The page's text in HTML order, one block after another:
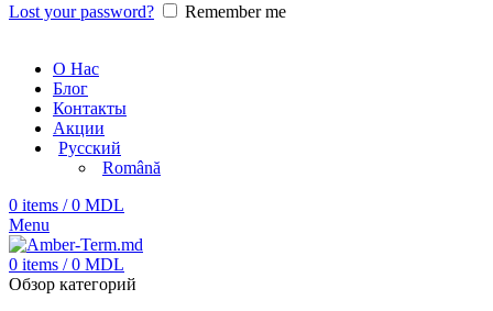
Lost your password? Remember me
О Нас
Блог
Контакты
Акции
Русский
Română
0 items / 0 MDL
Menu
0 items / 0 MDL
Обзор категорий